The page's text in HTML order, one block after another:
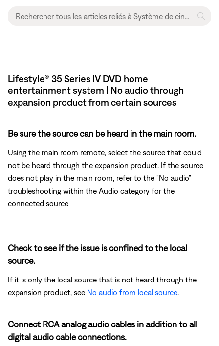
Lifestyle® 35 Series IV DVD home
entertainment system | No audio through
expansion product from certain sources
Be sure the source can be heard in the main room.
Using the main room remote, select the source that could
not be heard through the expansion product. If the source
does not play in the main room, refer to the "No audio"
troubleshooting within the Audio category for the
connected source
Check to see if the issue is confined to the local
source.
If it is only the local source that is not heard through the
expansion product, see No audio from local source
Connect RCA analog audio cables in addition to all
digital audio cable connections.